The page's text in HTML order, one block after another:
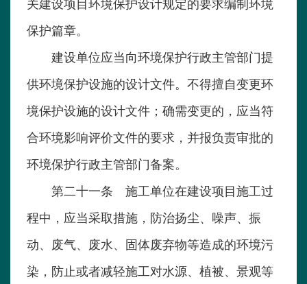
关建设项目环境保护设计规定的要求编制环境
保护篇章。
建设单位应当向环境保护行政主管部门提
供环境保护设施的设计文件。不得擅自变更环
境保护设施的设计文件；确需变更的，应当符
合环境影响评价文件的要求，并报负责审批的
环境保护行政主管部门备案。
第二十一条 施工单位在建设项目施工过
程中，应当采取措施，防治扬尘、噪声、振
动、废气、废水、固体废弃物等造成的环境污
染，防止或者减轻施工对水源、植被、景观等